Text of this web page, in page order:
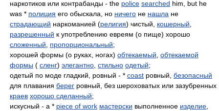
наркотиков или контрабанды - the police searched him, but he
was * полиция его обыскала, но ничего не нашла не
страдающий наркоманией (религия) чистый, кошерный
разрешенный к употреблению евреям (о пище) хорошо
сложенный
пропорциональный;
хорошей формы (о руках, ногах) обтекаемый обтекаемой
формы ( сленг) элегантно стильно одетый;
одетый по моде гладкий, ровный - * coast ровный, безопасный
для плавания берег ровный, без шероховатых или зазубренных
краев хорошо сделанный;
искусный - a * piece of work мастерски выполненное изделие